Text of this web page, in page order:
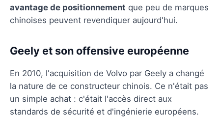
avantage de positionnement que peu de marques
chinoises peuvent revendiquer aujourd'hui.
Geely et son offensive européenne
En 2010, l'acquisition de Volvo par Geely a changé
la nature de ce constructeur chinois. Ce n'était pas
un simple achat : c'était l'accès direct aux
standards de sécurité et d'ingénierie européens.